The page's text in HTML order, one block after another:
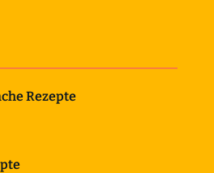
Rezepte